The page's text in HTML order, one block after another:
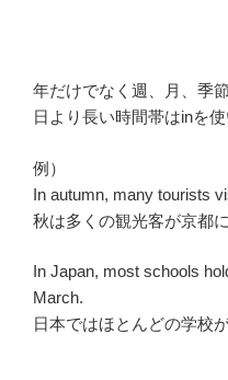
年だけでなく週、月、季
日より長い時間帯はinを使
例）
In autumn, many tourists
秋は多くの観光客が京都
In Japan, most schools
March.
日本ではほとんどの学校